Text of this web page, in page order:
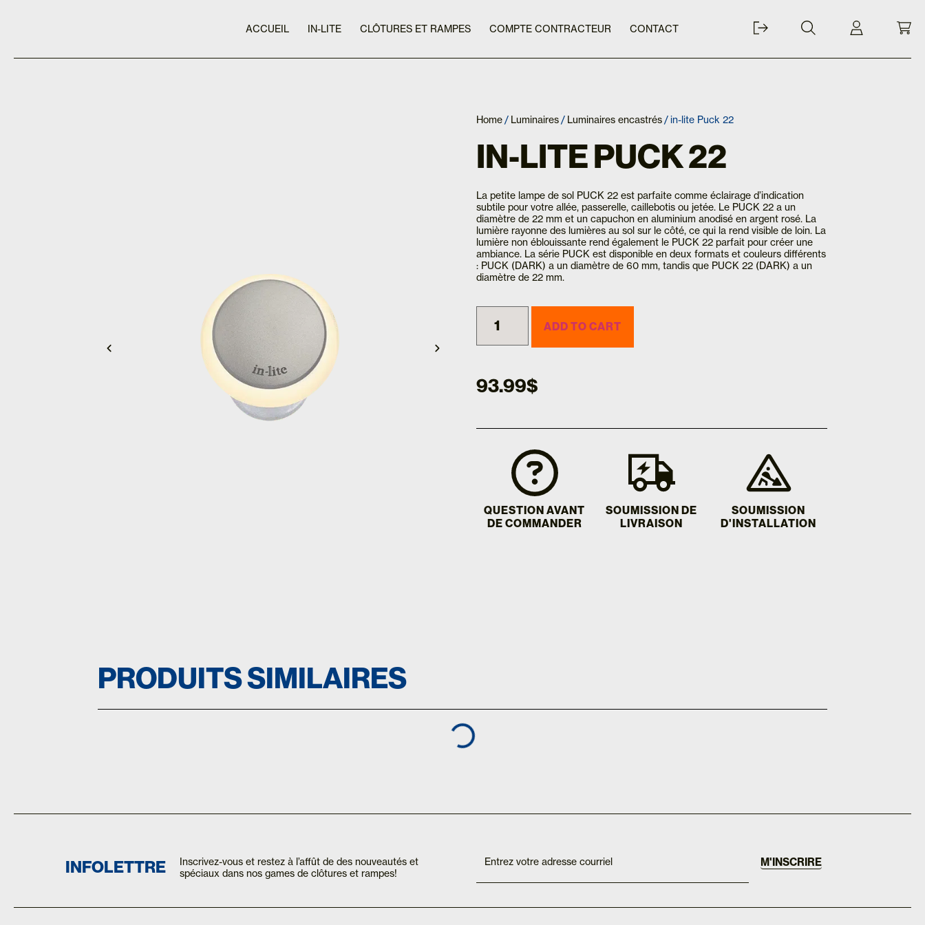
ACCUEIL IN-LITE CLÔTURES ET RAMPES COMPTE CONTRACTEUR CONTACT
Home / Luminaires / Luminaires encastrés / in-lite Puck 22
IN-LITE PUCK 22
La petite lampe de sol PUCK 22 est parfaite comme éclairage d’indication
subtile pour votre allée, passerelle, caillebotis ou jetée. Le PUCK 22 a un
diamètre de 22 mm et un capuchon en aluminium anodisé en argent rosé. La
lumière rayonne des lumières au sol sur le côté, ce qui la rend visible de loin. La
lumière non éblouissante rend également le PUCK 22 parfait pour créer une
ambiance. La série PUCK est disponible en deux formats et couleurs différents
: PUCK (DARK) a un diamètre de 60 mm, tandis que PUCK 22 (DARK) a un
diamètre de 22 mm.
ADD TO CART
93.99$
QUESTION AVANT
DE COMMANDER
SOUMISSION DE
LIVRAISON
SOUMISSION
D'INSTALLATION
PRODUITS SIMILAIRES
INFOLETTRE
Inscrivez-vous et restez à l’affût de des nouveautés et
spéciaux dans nos games de clôtures et rampes!
Mailchimp
are
human,
this
M'INSCRIRE